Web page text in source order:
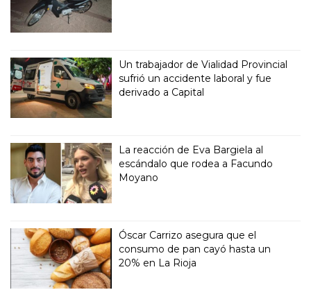
Un trabajador de Vialidad Provincial
sufrió un accidente laboral y fue
derivado a Capital
La reacción de Eva Bargiela al
escándalo que rodea a Facundo
Moyano
Óscar Carrizo asegura que el
consumo de pan cayó hasta un
20% en La Rioja